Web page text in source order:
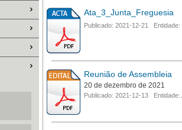
Ata_3_Junta_Freguesia
Publicado: 2021-12-21
Reunião de Assembleia
20 de dezembro de 2021
Publicado: 2021-12-13 Entidade: